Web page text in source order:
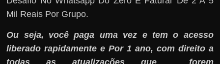
Mil Reais Por Grupo.
Ou seja, você paga uma vez e tem o acesso
liberado rapidamente e Por 1 ano, com direito a
todas as atualizações que forem